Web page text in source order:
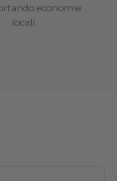
economie
locali.
successiva